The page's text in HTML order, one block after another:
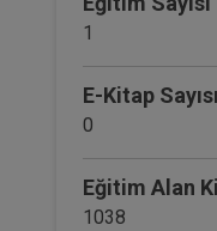
1
E-Kitap Sayısı
0
Eğitim Alan
1038